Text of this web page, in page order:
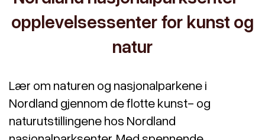
opplevelsessenter for kunst og
natur
Lær om naturen og nasjonalparkene i
Nordland gjennom de flotte kunst- og
naturutstillingene hos Nordland